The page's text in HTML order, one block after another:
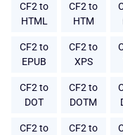
CF2 to
HTML
CF2 to
HTM
CF2 to
EPUB
CF2 to
XPS
CF2 to
DOT
CF2 to
DOTM
CF2 to
CF2 to